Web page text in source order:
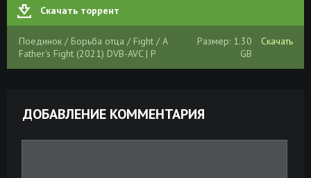
Скачать торрент
Поединок / Борьба отца / Fight / A
Father's Fight (2021) DVB-AVC | P
Размер: 1.30
GB
Скачать
ДОБАВЛЕНИЕ КОММЕНТАРИЯ